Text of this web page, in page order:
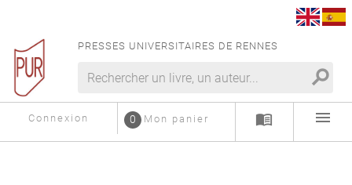
PRESSES UNIVERSITAIRES DE RENNES
search
Connexion Mon panier
0 menu_book menu